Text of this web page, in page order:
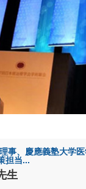
事、慶應義塾大学
担当...
生